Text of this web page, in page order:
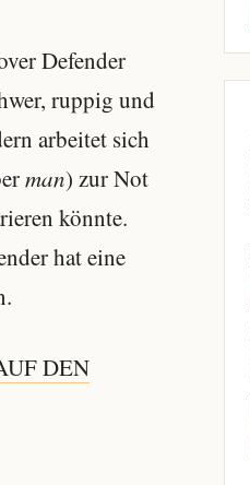
Defender
ruppig und
arbeitet sich
man) zur Not
könnte.
hat eine
DEN